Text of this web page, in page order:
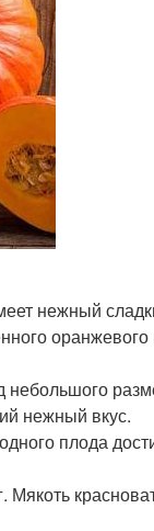
нежный
оранжевого
нежный вкус.
плода
Мякоть